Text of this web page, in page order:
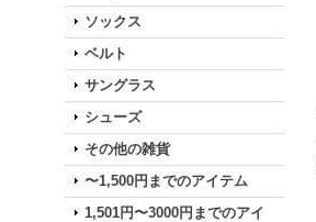
ソックス
ベルト
サングラス
シューズ
その他の雑貨
〜1,500円までのアイテム
1,501円〜3000円までのアイ